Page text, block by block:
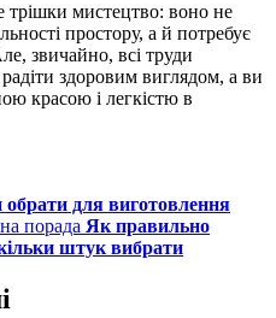
мистецтво: воно не
простору, а й потребує
звичайно, всі труди
здоровим виглядом, а ви
красою і легкістю в
обрати для виготовлення
порада Як правильно
штук вибрати